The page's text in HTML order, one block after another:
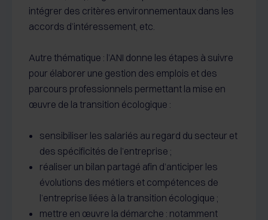
intégrer des critères environnementaux dans les
accords d’intéressement, etc.
Autre thématique : l’ANI donne les étapes à suivre
pour élaborer une gestion des emplois et des
parcours professionnels permettant la mise en
œuvre de la transition écologique :
sensibiliser les salariés au regard du secteur et
des spécificités de l’entreprise ;
réaliser un bilan partagé afin d’anticiper les
évolutions des métiers et compétences de
l’entreprise liées à la transition écologique ;
mettre en œuvre la démarche : notamment